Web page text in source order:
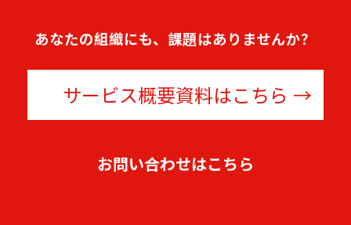
あなたの組織にも、課題はありませんか？
サービス概要資料はこちら
お問い合わせはこちら